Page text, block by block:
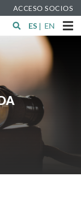
ACCESO SOCIOS
ES | EN